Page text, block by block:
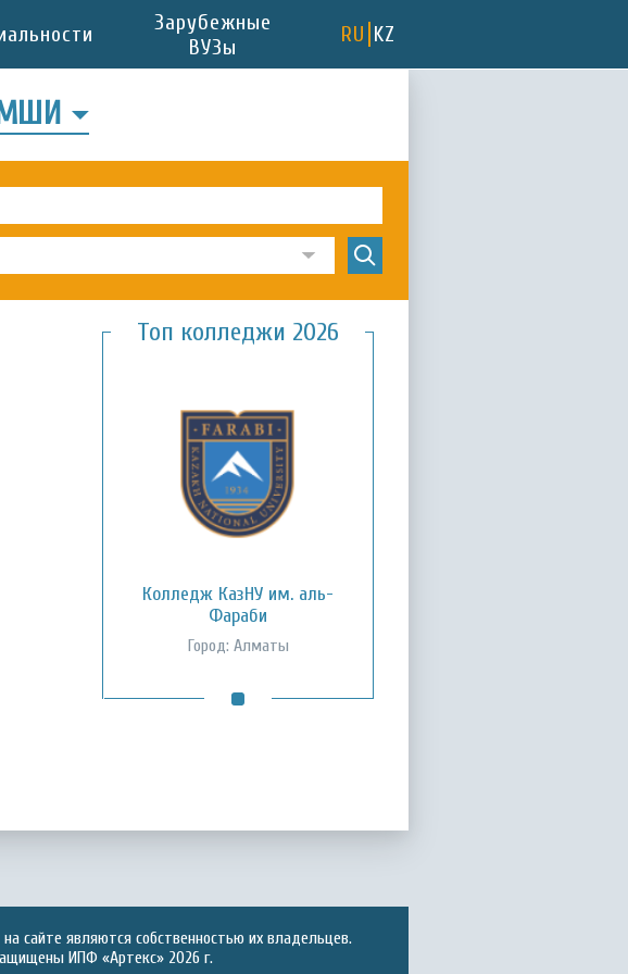
Зарубежные
ВУЗы
RU KZ
Топ колледжи 2026
Колледж КазНУ им. аль-
Фараби
Город: Алматы
сайте являются собственностью их владельцев.
ИПФ «Артекс» 2026 г.